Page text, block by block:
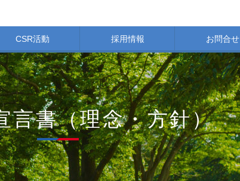
CSR活動 採用情報 お問合せ
言書（理念・方針）